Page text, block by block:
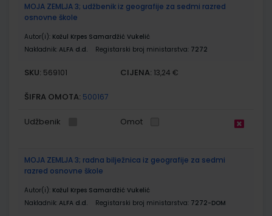
MOJA ZEMLJA 3; udžbenik iz geografije za sedmi razred
osnovne škole
Autor(i): Kožul Krpes Samardžić Vukelić
Nakladnik: ALFA d.d. Registarski broj ministarstva: 7272
SKU: 569101 CIJENA: 13,24 €
ŠIFRA OMOTA: 500167
Udžbenik Omot
MOJA ZEMLJA 3; radna bilježnica iz geografije za sedmi
razred osnovne škole
Autor(i): Kožul Krpes Samardžić Vukelić
Nakladnik: ALFA d.d. Registarski broj ministarstva: 7272-DOM